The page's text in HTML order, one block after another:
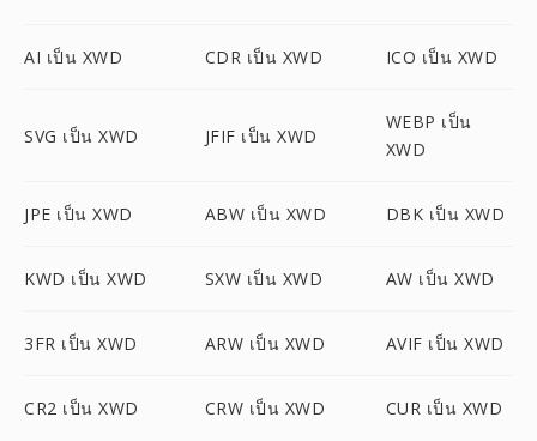
AI เป็น XWD CDR เป็น XWD ICO เป็น XWD
SVG เป็น XWD JFIF เป็น XWD
WEBP เป็น
XWD
JPE เป็น XWD ABW เป็น XWD DBK เป็น XWD
KWD เป็น XWD SXW เป็น XWD AW เป็น XWD
3FR เป็น XWD ARW เป็น XWD AVIF เป็น XWD
CR2 เป็น XWD CRW เป็น XWD CUR เป็น XWD